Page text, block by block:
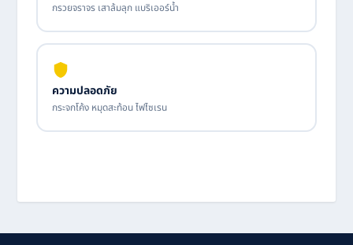
กรวยจราจร เสาล้มลุก แบริเออร์น้ำ
ความปลอดภัย
กระจกโค้ง หมุดสะท้อน ไฟไซเรน